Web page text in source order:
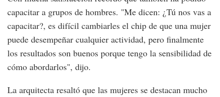
capacitar a grupos de hombres. "Me dicen: ¿Tú nos vas a
capacitar?, es difícil cambiarles el chip de que una mujer
puede desempeñar cualquier actividad, pero finalmente
los resultados son buenos porque tengo la sensibilidad de
cómo abordarlos", dijo.
La arquitecta resaltó que las mujeres se destacan mucho